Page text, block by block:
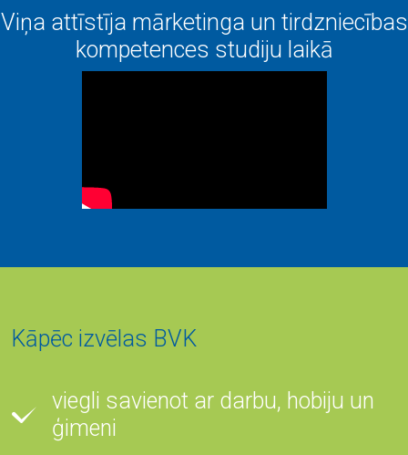
Viņa attīstīja mārketinga un tirdzniecības
kompetences studiju laikā
Kāpēc izvēlas BVK
viegli savienot ar darbu, hobiju un
ģimeni